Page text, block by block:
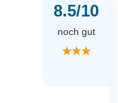
8.5/10
noch gut
★★★